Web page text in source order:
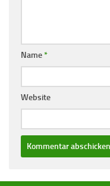
Name*
Website